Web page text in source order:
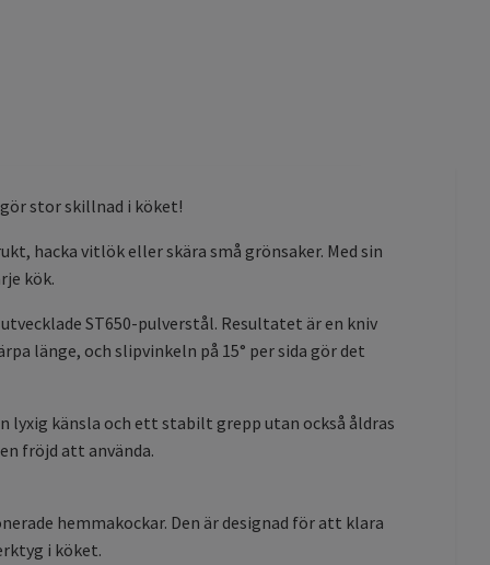
gör stor skillnad i köket!
hacka vitlök eller skära små grönsaker. Med sin
kök.
ST650-pulverstål. Resultatet är en kniv
länge, och slipvinkeln på 15° per sida gör det
känsla och ett stabilt grepp utan också åldras
fröjd att använda.
hemmakockar. Den är designad för att klara
i köket.